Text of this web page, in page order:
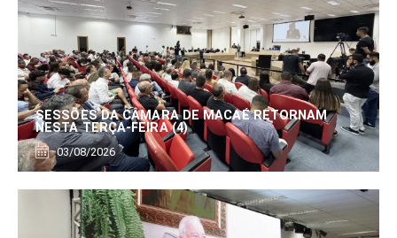
SESSÕES DA CÂMARA DE MACAÉ RETORNAM
NESTA TERÇA-FEIRA (4)
03/08/2026